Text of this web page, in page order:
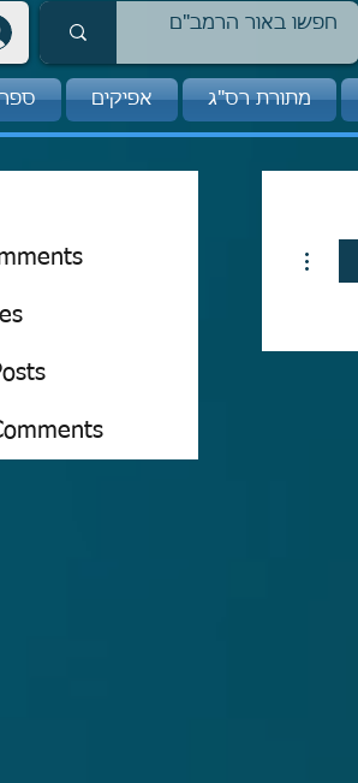
מתורת רס"ג אפיקים